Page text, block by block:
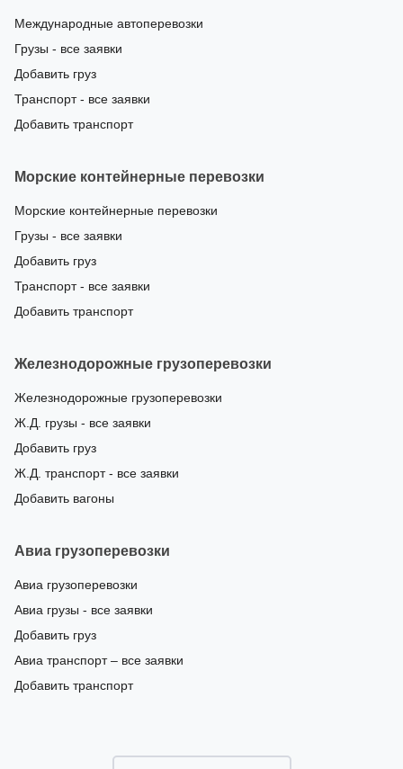
Международные автоперевозки
Грузы - все заявки
Добавить груз
Транспорт - все заявки
Добавить транспорт
Морские контейнерные перевозки
Морские контейнерные перевозки
Грузы - все заявки
Добавить груз
Транспорт - все заявки
Добавить транспорт
Железнодорожные грузоперевозки
Железнодорожные грузоперевозки
Ж.Д. грузы - все заявки
Добавить груз
Ж.Д. транспорт - все заявки
Добавить вагоны
Авиа грузоперевозки
Авиа грузоперевозки
Авиа грузы - все заявки
Добавить груз
Авиа транспорт – все заявки
Добавить транспорт